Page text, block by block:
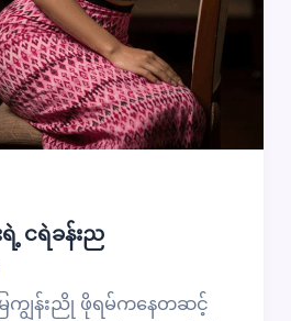
ငရဲခန်းည
ကျွန်းညို ဖိုရမ်ကနေတဆင့်